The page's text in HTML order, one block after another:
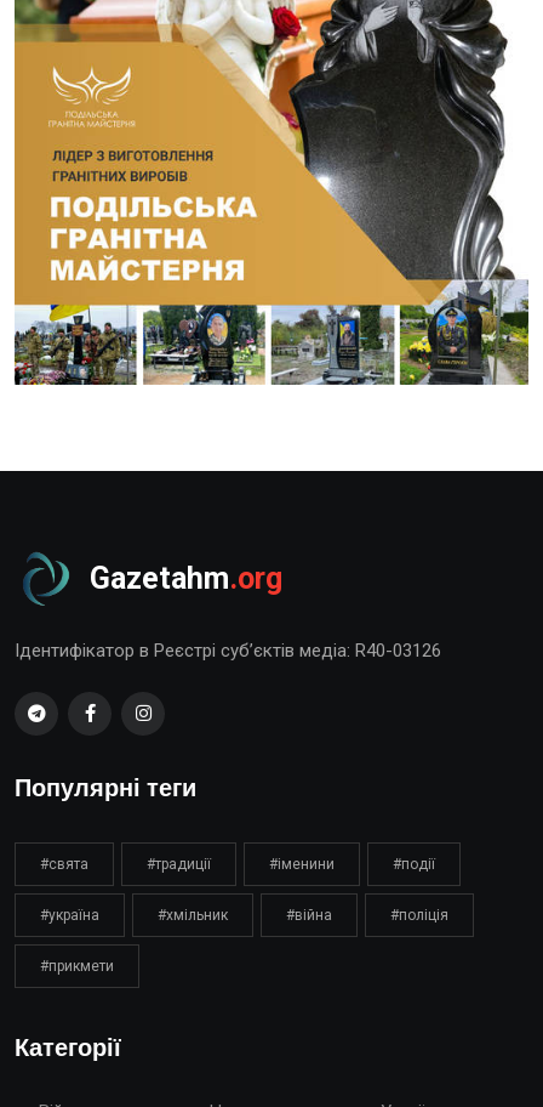
Gazetahm.org
Ідентифікатор в Реєстрі суб’єктів медіа: R40-03126
Популярні теги
#свята #традиції #іменини #події
#україна #хмільник #війна #поліція
#прикмети
Категорії